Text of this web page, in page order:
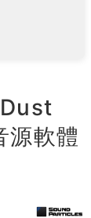
軟體